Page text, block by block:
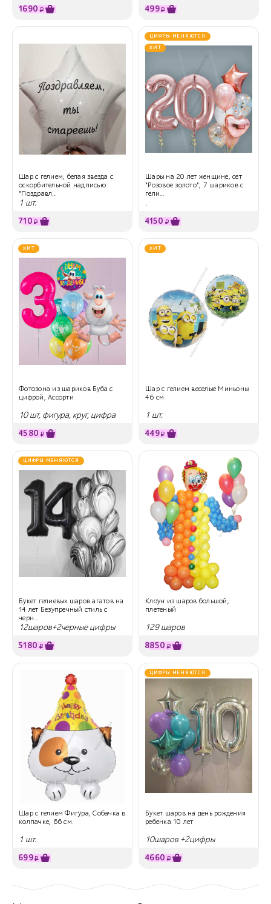
1690 ₽ 499₽
Шар с гелием, белая звезда с
оскорбительной надписью
"Поздравл...
1 шт.
710 ₽
ЦИФРЫ МЕНЯЮТСЯ
ХИТ
Шары на 20 лет женщине, сет
"Розовое золото", 7 шариков с
гели...
.
4150 ₽
ХИТ
Фотозона из шариков Буба с
цифрой, Ассорти
10 шт, фигура, круг, цифра
4580 ₽
ХИТ
Шар с гелием веселые Миньоны
46 см
1 шт.
449₽
ЦИФРЫ МЕНЯЮТСЯ
Букет гелиевых шаров агатов на
14 лет Безупречный стиль с
черн...
12шаров+2черные цифры
5180 ₽
Клоун из шаров большой,
плетеный
129 шаров
8850 ₽
Шар с гелием Фигура, Собачка в
колпачке, 66 см.
1 шт.
699₽
ЦИФРЫ МЕНЯЮТСЯ
Букет шаров на день рождения
ребенка 10 лет
10шаров +2цифры
4660 ₽